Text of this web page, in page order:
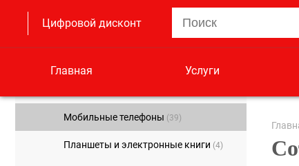
Цифровой дисконт
Главная Услуги
Мобильные телефоны (39)
Планшеты и электронные книги (4)